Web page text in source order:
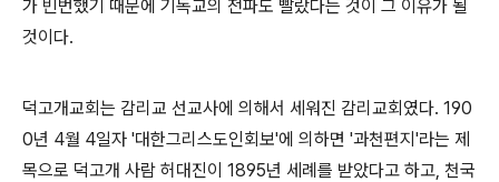
가 빈번했기 때문에 기독교의 전파도 빨랐다는 것이 그 이유가 될
것이다.
덕고개교회는 감리교 선교사에 의해서 세워진 감리교회였다. 190
0년 4월 4일자 '대한그리스도인회보'에 의하면 '과천편지 '라는 제
목으로 덕고개 사람 허대진이 1895년 세례를 받았다고 하고, 천국